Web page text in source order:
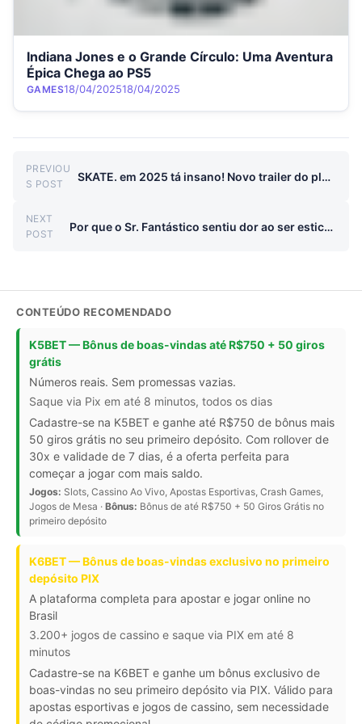
Indiana Jones e o Grande Círculo: Uma Aventura
Épica Chega ao PS5
Category
GAMESPosted on
18/04/202518/04/2025
Navegação de Post
PREVIOU
S POST
Previous post:
SKATE. em 2025 tá insano! Novo trailer do playtest mostra que o hype é real
NEXT
POST
Next post:
Por que o Sr. Fantástico sentiu dor ao ser esticado por Galactus?
CONTEÚDO RECOMENDADO
K5BET — Bônus de boas-vindas até R$750 + 50 giros
grátis
Números reais. Sem promessas vazias.
Saque via Pix em até 8 minutos, todos os dias
Cadastre-se na K5BET e ganhe até R$750 de bônus mais
50 giros grátis no seu primeiro depósito. Com rollover de
30x e validade de 7 dias, é a oferta perfeita para
começar a jogar com mais saldo.
Jogos: Slots, Cassino Ao Vivo, Apostas Esportivas, Crash Games,
Jogos de Mesa · Bônus: Bônus de até R$750 + 50 Giros Grátis no
primeiro depósito
K6BET — Bônus de boas-vindas exclusivo no primeiro
depósito PIX
A plataforma completa para apostar e jogar online no
Brasil
3.200+ jogos de cassino e saque via PIX em até 8
minutos
Cadastre-se na K6BET e ganhe um bônus exclusivo de
boas-vindas no seu primeiro depósito via PIX. Válido para
apostas esportivas e jogos de cassino, sem necessidade